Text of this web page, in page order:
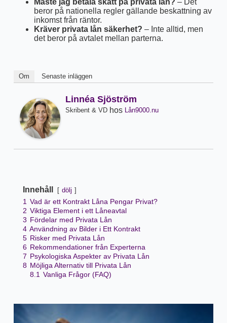
Måste jag betala skatt på privata lån? – Det
beror på nationella regler gällande beskattning av
inkomst från räntor.
Kräver privata lån säkerhet? – Inte alltid, men
det beror på avtalet mellan parterna.
Om Senaste inläggen
Linnéa Sjöström
Skribent & VDhos Lån9000.nu
Innehåll dölj
1 Vad är ett Kontrakt Låna Pengar Privat?
2 Viktiga Element i ett Låneavtal
3 Fördelar med Privata Lån
4 Användning av Bilder i Ett Kontrakt
5 Risker med Privata Lån
6 Rekommendationer från Experterna
7 Psykologiska Aspekter av Privata Lån
8 Möjliga Alternativ till Privata Lån
8.1 Vanliga Frågor (FAQ)